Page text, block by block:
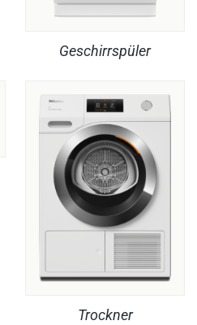
Geschirrspüler
Trockner